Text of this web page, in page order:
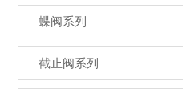
蝶阀系列
截止阀系列